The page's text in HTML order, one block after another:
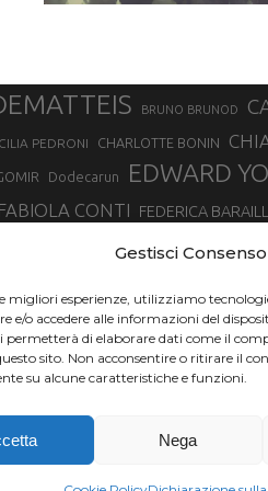
Gestisci Consenso
migliori esperienze, utilizziamo
e/o accedere alle informazioni del
permetterà di elaborare dati come il
sito. Non acconsentire o ritirare il
su alcune caratteristiche e funzioni.
Nega
BRUNO BRUNOD
PEDRONI CHARLOTTE BONIN
Dodecarun EDWARD
FABIOLA CONTI FEDERICA
GIOVANNA EPIS
DI TORINO MARATONINA MARCELLA
MONVISO VERTICAL RACE
BONALDI SILVIA RAMPAZZO
CHEVRIER